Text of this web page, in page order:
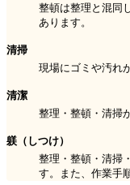
整頓は整理と混同
あります。
清掃
現場にゴミや汚れ
清潔
整理・整頓・清掃
躾（しつけ）
整理・整頓・清掃
す。また、作業手